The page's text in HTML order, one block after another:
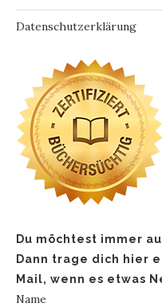
Datenschutzerklärung
Du möchtest immer
Dann trage dich hier
Mail, wenn es etwas
Name